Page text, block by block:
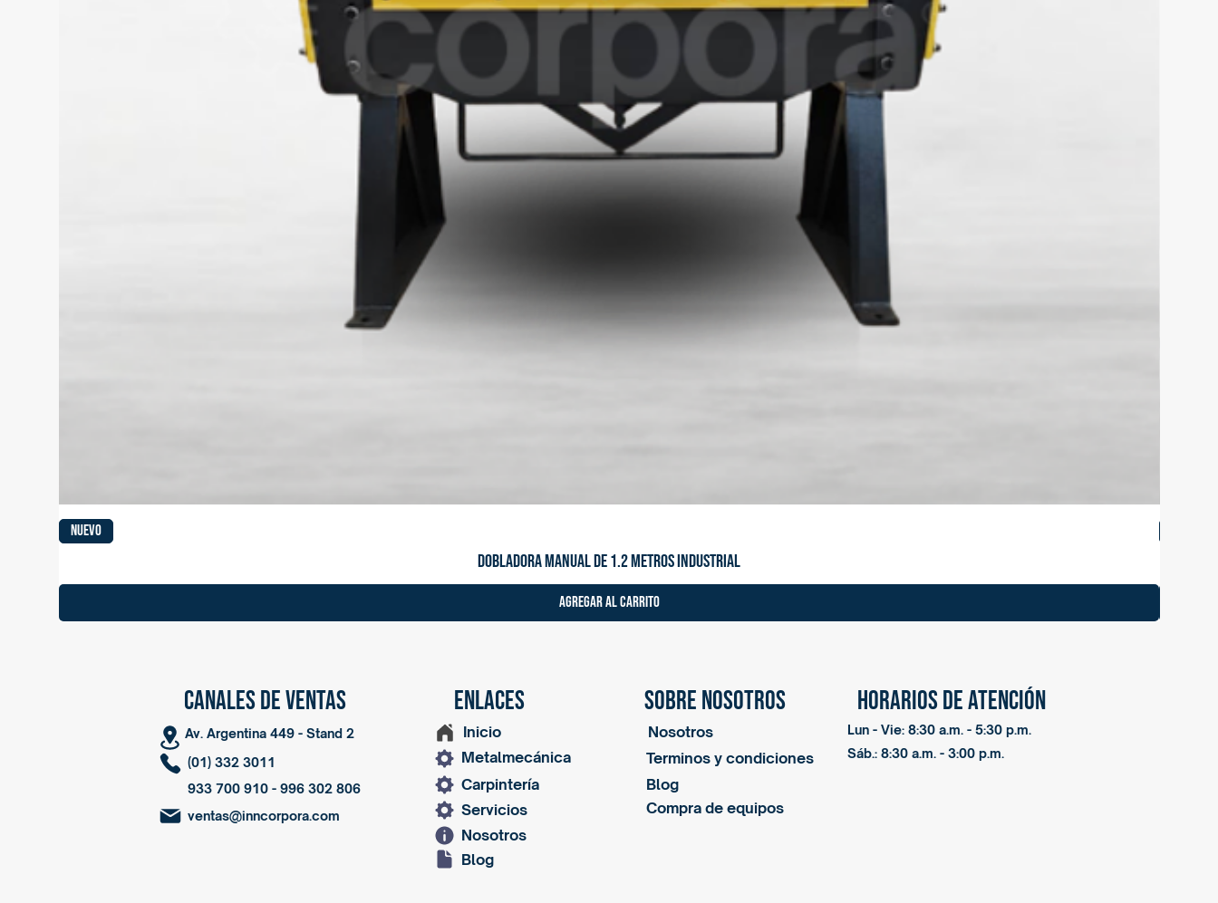
NUEVO
Dobladora manual de 1.2 metros industrial
Agregar al carrito
CANALES DE VENTAS
Av. Argentina 449 - Stand 2
(01) 332 3011
933 700 910 - 996 302 806
ventas@inncorpora.com
ENLACES
Inicio
Metalmecánica
Carpintería
Servicios
Nosotros
Blog
SOBRE NOSOTROS
Nosotros
Terminos y condiciones
Blog
Compra de equipos
horarios de atención
Lun - Vie: 8:30 a.m. - 5:30 p.m.
Sáb.: 8:30 a.m. - 3:00 p.m.